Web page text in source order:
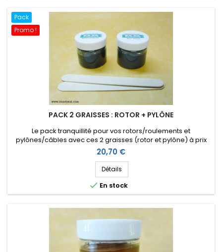
Pack
Promo !
PACK 2 GRAISSES : ROTOR + PYLÔNE
Le pack tranquillité pour vos rotors/roulements et
pylônes/câbles avec ces 2 graisses (rotor et pylône) à prix
réduit.
Prix
20,70 €
Détails
 En stock